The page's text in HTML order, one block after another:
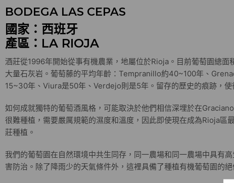
BODEGA LAS CEPAS
國家：西班牙
產區：LA RIOJA
酒莊從1996年開始從事有機農業，地屬位於Rioja。目前葡萄園總面
大量石灰岩。葡萄藤的平均年齡：Tempranillo約40~100年、
15~30年、Viura是50年、Verdejo則是5年。留存的歷史的痕跡，使
如何成就獨特的葡萄酒風格，可能取決於他們相信深埋於在
很難種植，需要嚴厲規範的濕度和溫度，因此即使現在成為Rioja區
莊種植。
我們的葡萄園在自然環境中共生同存，同一農場和同一農場中具有
害防治。除了降雨少的天氣條件外，這裡具備了種植有機葡萄園的絕